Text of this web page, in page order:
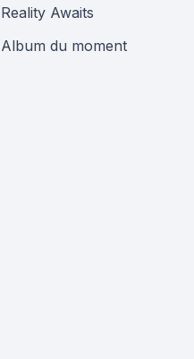
Reality Awaits
Album du moment